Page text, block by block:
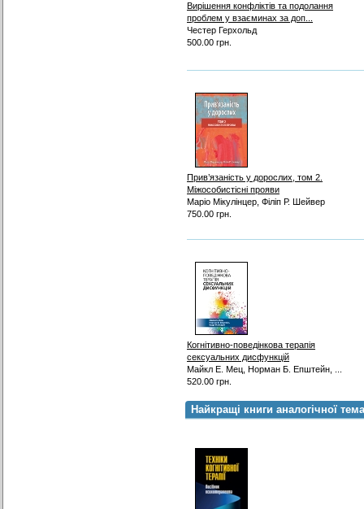
Вирішення конфліктів та подолання
проблем у взаєминах за доп...
Честер Герхольд
500.00 грн.
Прив’язаність у дорослих, том 2.
Міжособистісні прояви
Маріо Мікулінцер, Філіп Р. Шейвер
750.00 грн.
Когнітивно-поведінкова терапія
сексуальних дисфункцій
Майкл Е. Мец, Норман Б. Епштейн, ...
520.00 грн.
Найкращі книги аналогічної